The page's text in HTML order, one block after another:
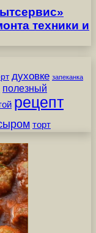
техники и
духовке запеканка
полезный
рецепт
торт